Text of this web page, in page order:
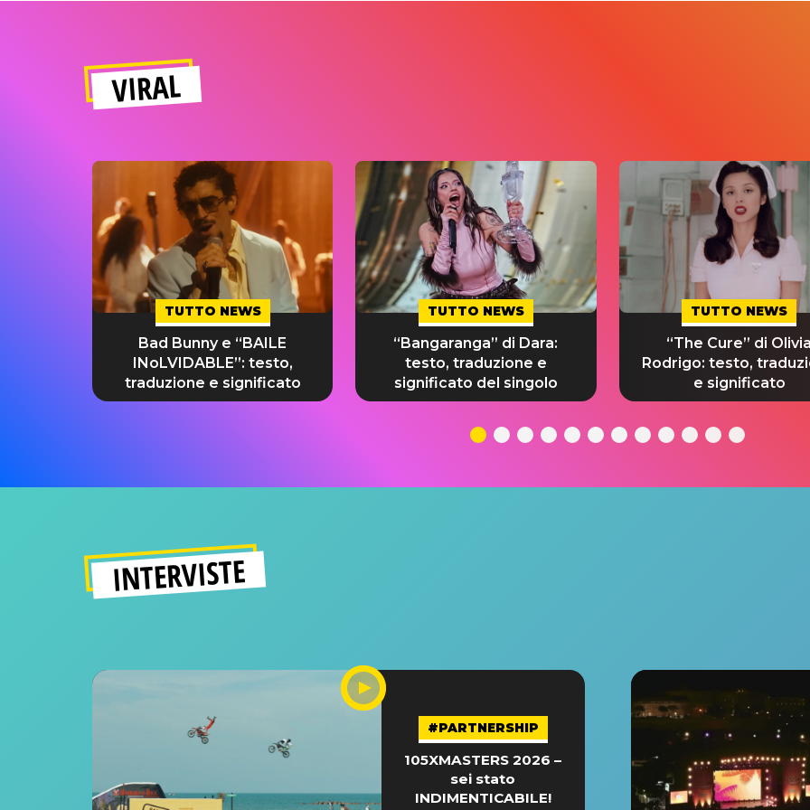
VIRAL
TUTTO NEWS
Bad Bunny e “BAILE
INoLVIDABLE”: testo,
traduzione e significato
TUTTO NEWS
“Bangaranga” di Dara:
testo, traduzione e
significato del singolo
TUTTO NEWS
“The Cure” di Olivia
Rodrigo: testo,
e significato
INTERVISTE
#PARTNERSHIP
105XMASTERS 2026 –
sei stato
INDIMENTICABILE!